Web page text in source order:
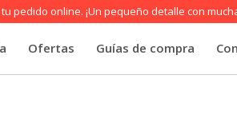
pedido online. ¡Un pequeño detalle con
Ofertas Guías de compra